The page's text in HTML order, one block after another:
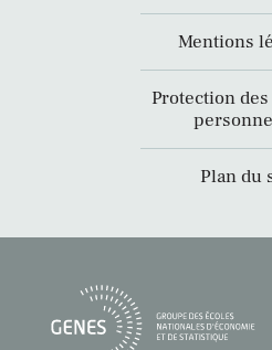
Mentions
Protection
Plan du